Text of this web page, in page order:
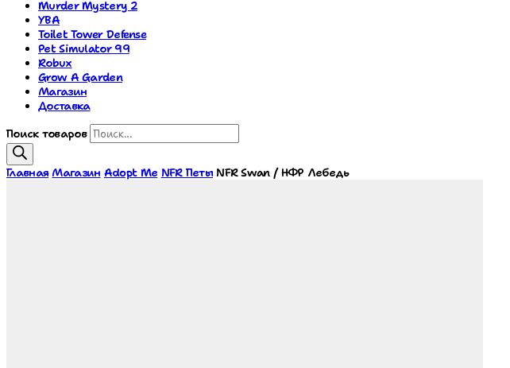
Murder Mystery 2
YBA
Toilet Tower Defense
Pet Simulator 99
Robux
Grow A Garden
Магазин
Доставка
Поиск товаров
Главная Магазин Adopt Me NFR Петы NFR Swan / НФР Лебедь